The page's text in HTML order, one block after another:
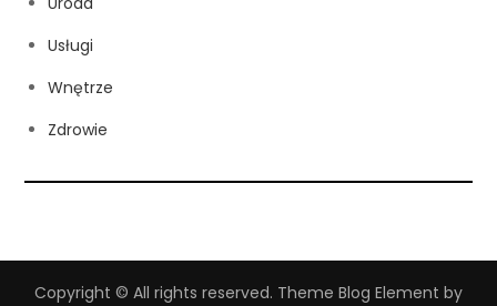
Usługi
Wnętrze
Zdrowie
Copyright © All rights reserved. Theme Blog Element by